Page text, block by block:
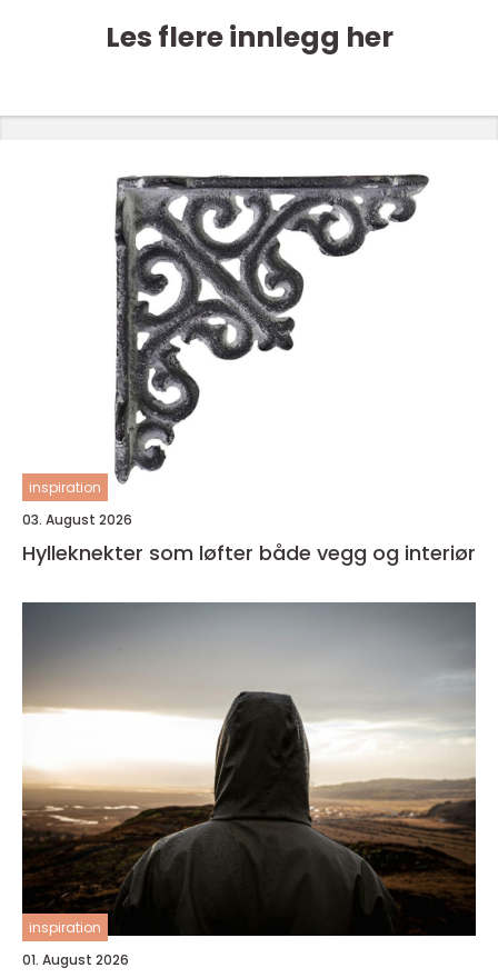
Les flere innlegg her
inspiration
03. August 2026
Hylleknekter som løfter både vegg og interiør
inspiration
01. August 2026